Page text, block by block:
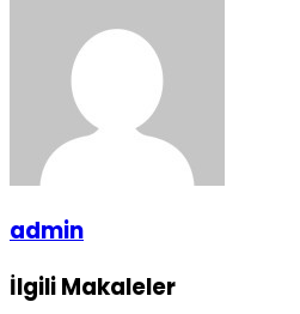
admin
İlgili Makaleler